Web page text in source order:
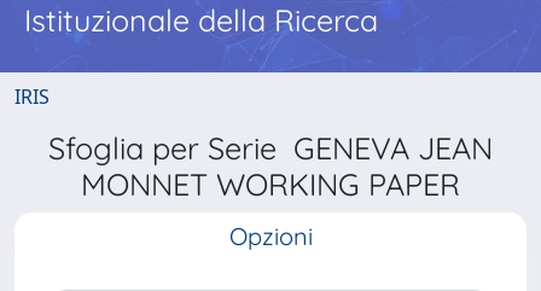
Istituzionale della Ricerca
IRIS
Sfoglia per Serie GENEVA JEAN
MONNET WORKING PAPER
Opzioni